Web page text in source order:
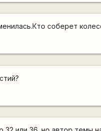
соберет